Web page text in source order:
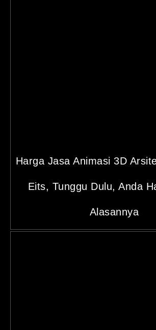
Harga Jasa Animasi 3D
Eits, Tunggu Dulu, Anda
Alasannya